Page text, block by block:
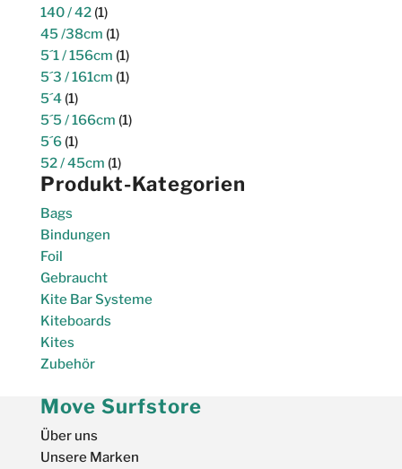
140 / 42 (1)
45 /38cm (1)
5´1 / 156cm (1)
5´3 / 161cm (1)
5´4 (1)
5´5 / 166cm (1)
5´6 (1)
52 / 45cm (1)
Produkt-Kategorien
Bags
Bindungen
Foil
Gebraucht
Kite Bar Systeme
Kiteboards
Kites
Zubehör
Move Surfstore
Über uns
Unsere Marken